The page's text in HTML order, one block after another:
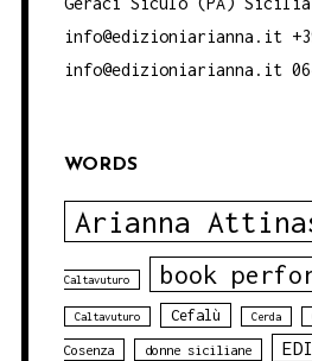
info@edizioniarianna.it
info@edizioniarianna.it
WORDS
Arianna
Caltavuturo book
Caltavuturo Cefalù Cerda
Cosenza donne siciliane